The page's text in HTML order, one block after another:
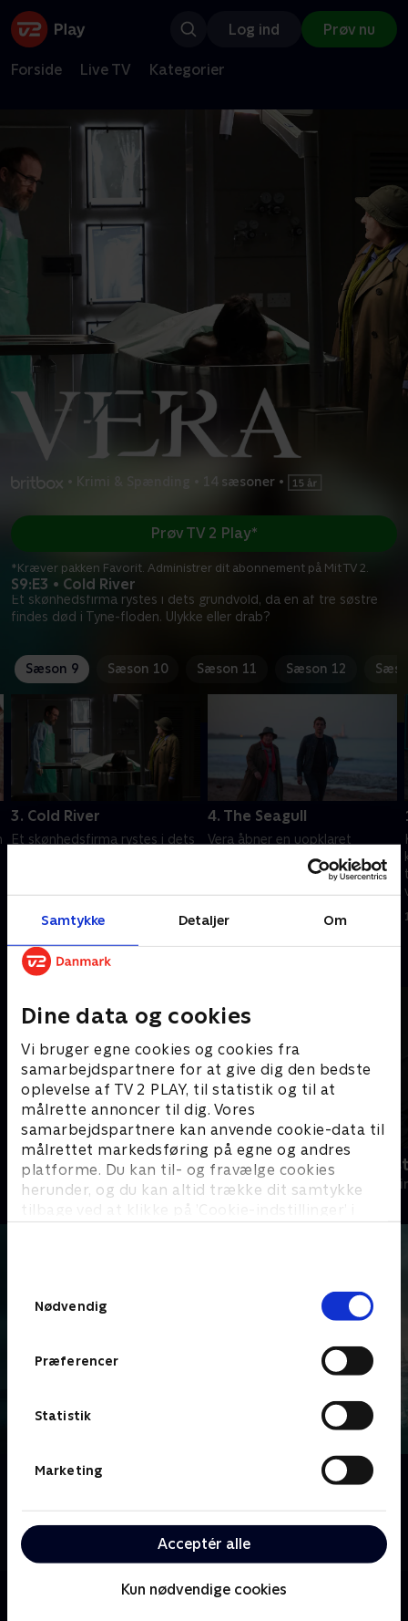
Samtykke Detaljer Om
Dine data og cookies
Vi bruger egne cookies og cookies fra
samarbejdspartnere for at give dig den bedste
oplevelse af TV 2 PLAY, til statistik og til at
målrette annoncer til dig. Vores
samarbejdspartnere kan anvende cookie-data til
målrettet markedsføring på egne og andres
platforme. Du kan til- og fravælge cookies
herunder, og du kan altid trække dit samtykke
tilbage ved at klikke på ’Cookie-indstillinger’ i
Nødvendig
Præferencer
Statistik
Marketing
Acceptér alle
Kun nødvendige cookies
Log ind Prøv nu
Forside Live TV Kategorier
• Krimi & Spænding 14 sæsoner •
S9:E3 • Cold River
Et skønhedsfirma rystes i dets grundvold, da en af tre søstre
findes død i Tyne-floden. Ulykke eller drab?
Prøv TV 2 Play*
*Kræver pakken Favorit. Administrer dit abonnement på Mit TV 2.
Sæson 9 Sæson 10 Sæson 11 Sæson 12
3. Cold River
Et skønhedsfirma rystes i dets
1. maj 2023 • 89 min
4. The Seagull
Vera åbner en uopklaret
gammel sag for at finde
sammenhængen mellem et
begået for nyligt.
1. maj 2023 • 88 min
Andre så også
En sag for Frost
Krimi & Spænding • 9 sæsoner
Fornyet
Krimi &
Om Vera
irriterende efterforsker Vera, der er besat af sit
arbejde og drives frem af sine egne dæmoner.